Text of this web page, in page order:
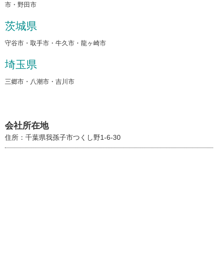
市・野田市
茨城県
守谷市・取手市・牛久市・龍ヶ崎市
埼玉県
三郷市・八潮市・吉川市
会社所在地
住所：千葉県我孫子市つくし野1-6-30